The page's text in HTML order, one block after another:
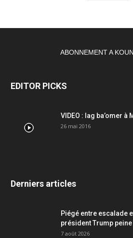
ABONNEMENT A
EDITOR PICKS
VIDEO : lag ba’omer à
26 mai 2016
Derniers articles
Piégé entre escalade
président Trump peine
7 août 2026